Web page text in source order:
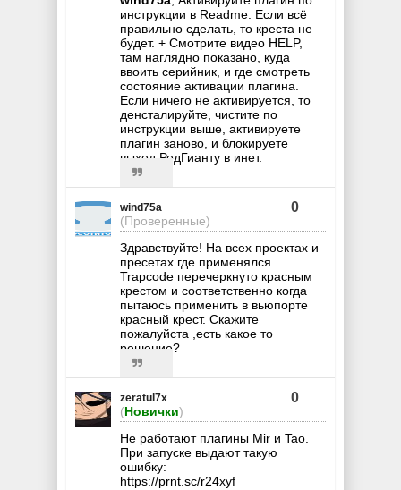
инструкции в Readme. Если всё
правильно сделать, то креста не
будет. + Смотрите видео HELP,
там наглядно показано, куда
ввоить серийник, и где смотреть
состояние активации плагина.
Если ничего не активируется, то
денсталируйте, чистите по
инструкции выше, активируете
плагин заново, и блокируете
выход РедГианту в инет.
wind75a
(Проверенные)
0
Здравствуйте! На всех проектах и
пресетах где применялся
Trapcode перечеркнуто красным
крестом и соответственно когда
пытаюсь применить в вьюпорте
красный крест. Скажите
пожалуйста ,есть какое то
решение?
zeratul7x
(Новички)
0
Не работают плагины Mir и Tao.
При запуске выдают такую
ошибку:
https://prnt.sc/r24xyf